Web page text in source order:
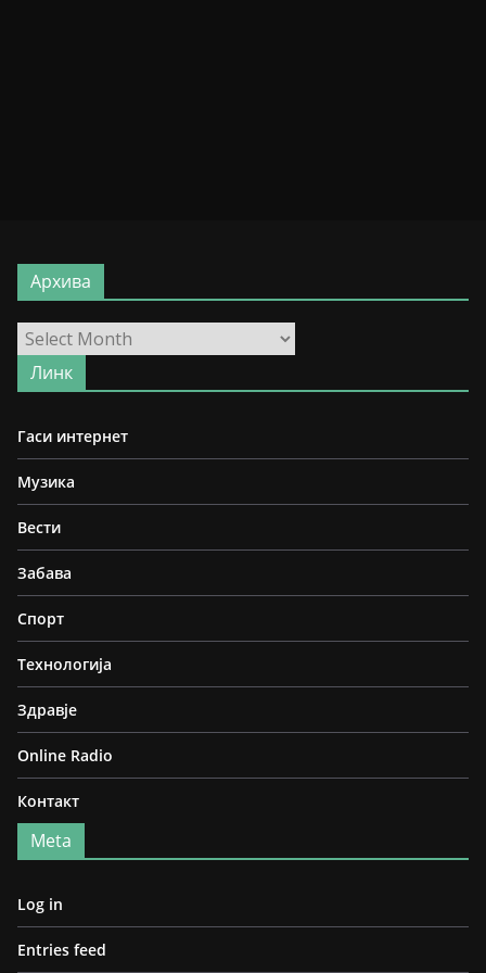
Архива
Архива
Линк
Гаси интернет
Музика
Вести
Забава
Спорт
Технологија
Здравје
Online Radio
Контакт
Meta
Log in
Entries feed